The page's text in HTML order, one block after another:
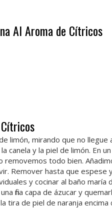
Al Aroma de Cítricos
limón, mirando que no
canela y la piel de limón. En
todo bien.
Remover hasta que espese
y cocinar al baño maría
fina capa de ázucar y
tira de piel de naranja